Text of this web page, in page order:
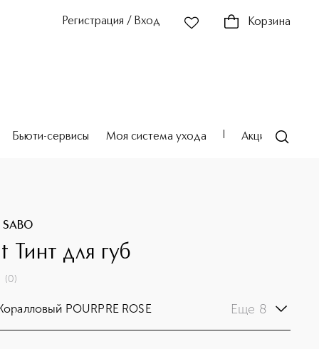
Регистрация / Вход Корзина
Бьюти-сервисы Моя система ухода Акции
SABO
Тинт для губ
(0)
POURPRE ROSE Еще 8